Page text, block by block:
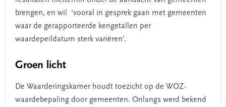
brengen, en wil ‘vooral in gesprek gaan met gemeenten
waar de gerapporteerde kengetallen per
waardepeildatum sterk variëren’.
Groen licht
De Waarderingskamer houdt toezicht op de WOZ-
waardebepaling door gemeenten. Onlangs werd bekend